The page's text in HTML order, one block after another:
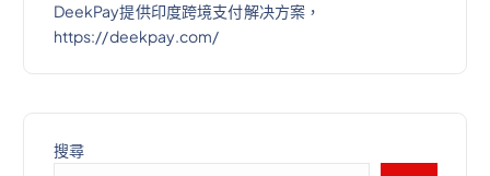
DeekPay提供印度跨境支付解决方案，
https://deekpay.com/
搜尋